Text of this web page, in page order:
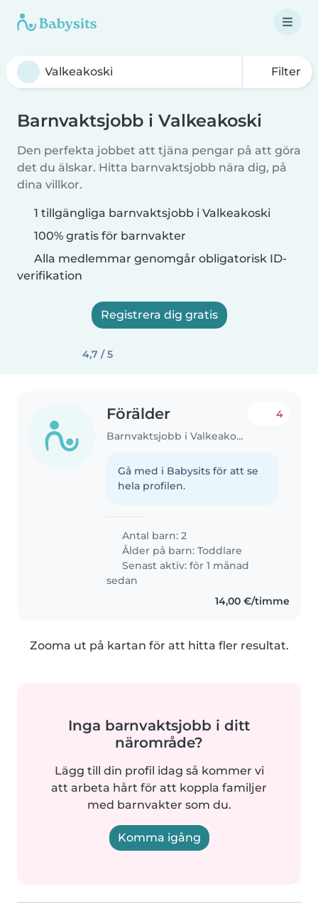
Filter
Barnvaktsjobb i Valkeakoski
Den perfekta jobbet att tjäna pengar på att göra
det du älskar. Hitta barnvaktsjobb nära dig, på
dina villkor.
1 tillgängliga barnvaktsjobb i Valkeakoski
100% gratis för barnvakter
Alla medlemmar genomgår obligatorisk ID-
verifikation
Registrera dig gratis
4,7 / 5
Förälder
Barnvaktsjobb i Valkeakoski
4
Gå med i Babysits för att se
hela profilen.
Antal barn: 2
Ålder på barn:Toddlare
Senast aktiv: för 1 månad
sedan
14,00 €/timme
Zooma ut på kartan för att hitta fler resultat.
Inga barnvaktsjobb i ditt
närområde?
Lägg till din profil idag så kommer vi
att arbeta hårt för att koppla familjer
med barnvakter som du.
Komma igång